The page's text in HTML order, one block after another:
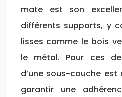
mate est son
différents supports, y
lisses comme le bois
le métal. Pour ces
d’une sous-couche
garantir une